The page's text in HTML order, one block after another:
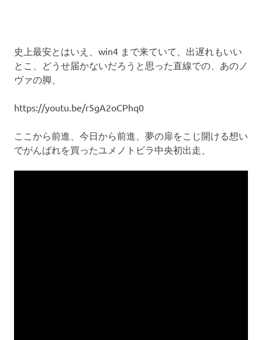
史上最安とはいえ、win4 まで来ていて、出遅れもいい
とこ、どうせ届かないだろうと思った直線での、あのノ
ヴァの脚、
https://youtu.be/r5gA2oCPhq0
ここから前進、今日から前進、夢の扉をこじ開ける想い
でがんばれを買ったユメノトビラ中央初出走、